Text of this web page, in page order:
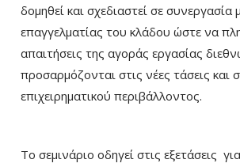
δομηθεί και σχεδιαστεί σε συνεργασία
επαγγελματίας του κλάδου ώστε να
απαιτήσεις της αγοράς εργασίας
προσαρμόζονται στις νέες τάσεις και
επιχειρηματικού περιβάλλοντος.
Το σεμινάριο οδηγεί στις εξετάσεις